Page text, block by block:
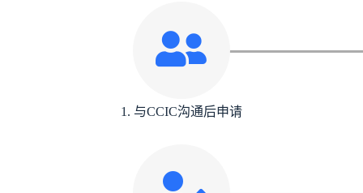
1. 与CCIC沟通后申请